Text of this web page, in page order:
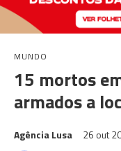
MUNDO
15 mortos
armados a
Agência Lusa 26 out